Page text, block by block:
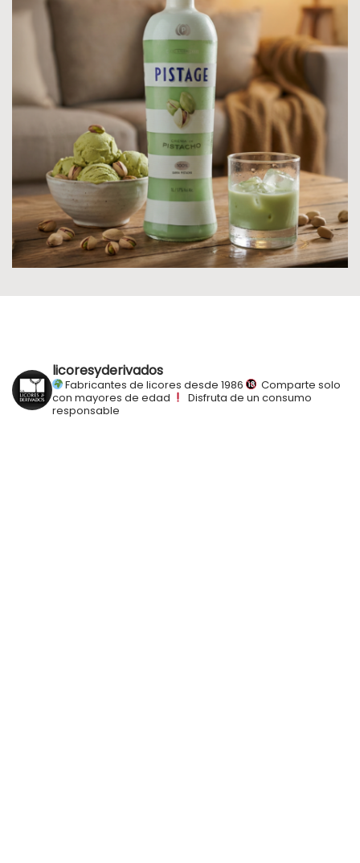
licoresyderivados
Fabricantes de licores desde 1986
Comparte solo
con mayores de edad
Disfruta de un consumo
responsable